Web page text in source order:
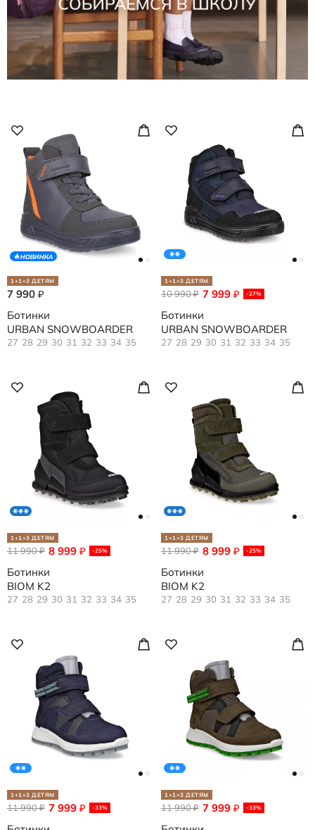
НОВИНКА
1+1=3 ДЕТЯМ
7 990 ₽
Ботинки
URBAN SNOWBOARDER
27 28 29 30 31 32 33 34 35
1+1=3 ДЕТЯМ
7 999 ₽ -27%
10 990₽
Ботинки
URBAN SNOWBOARDER
27 28 29 30 31 32 33 34 35
1+1=3 ДЕТЯМ
8 999 ₽ -25%
11 990₽
Ботинки
BIOM K2
27 28 29 30 31 32 33 34 35
1+1=3 ДЕТЯМ
8 999 ₽ -25%
11 990₽
Ботинки
BIOM K2
27 28 29 30 31 32 33 34 35
1+1=3 ДЕТЯМ
7 999 ₽ -33%
11 990₽
1+1=3 ДЕТЯМ
7 999 ₽ -33%
11 990₽